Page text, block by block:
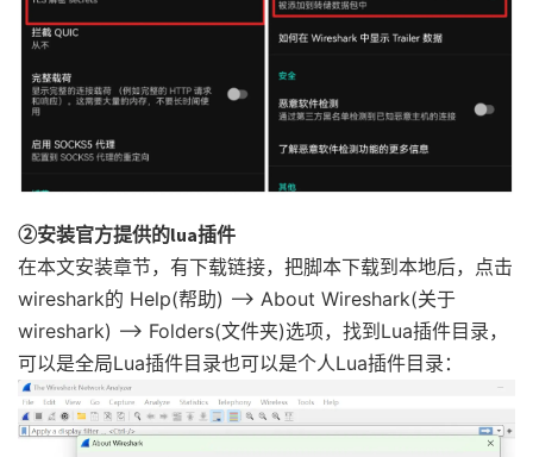
②安装官方提供的lua插件
在本文安装章节，有下载链接，把脚本下载到本地后，点击
wireshark的 Help(帮助) –> About Wireshark(关于
wireshark) –> Folders(文件夹)选项，找到Lua插件目录，
可以是全局Lua插件目录也可以是个人Lua插件目录：